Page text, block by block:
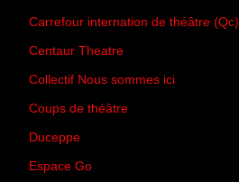
Carrefour internation de théâtre (Qc)
Centaur Theatre
Collectif Nous sommes ici
Coups de théâtre
Duceppe
Espace Go